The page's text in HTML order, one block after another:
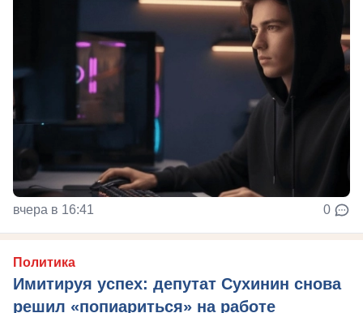
вчера в 16:41 0
Политика
Имитируя успех: депутат Сухинин снова
решил «попиариться» на работе